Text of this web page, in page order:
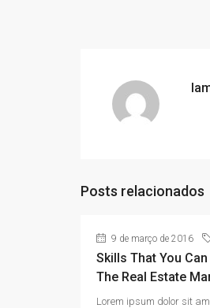
Posts relacionados
9 de março de 2016
Skills That You
The Real Estate
Lorem ipsum dolor sit